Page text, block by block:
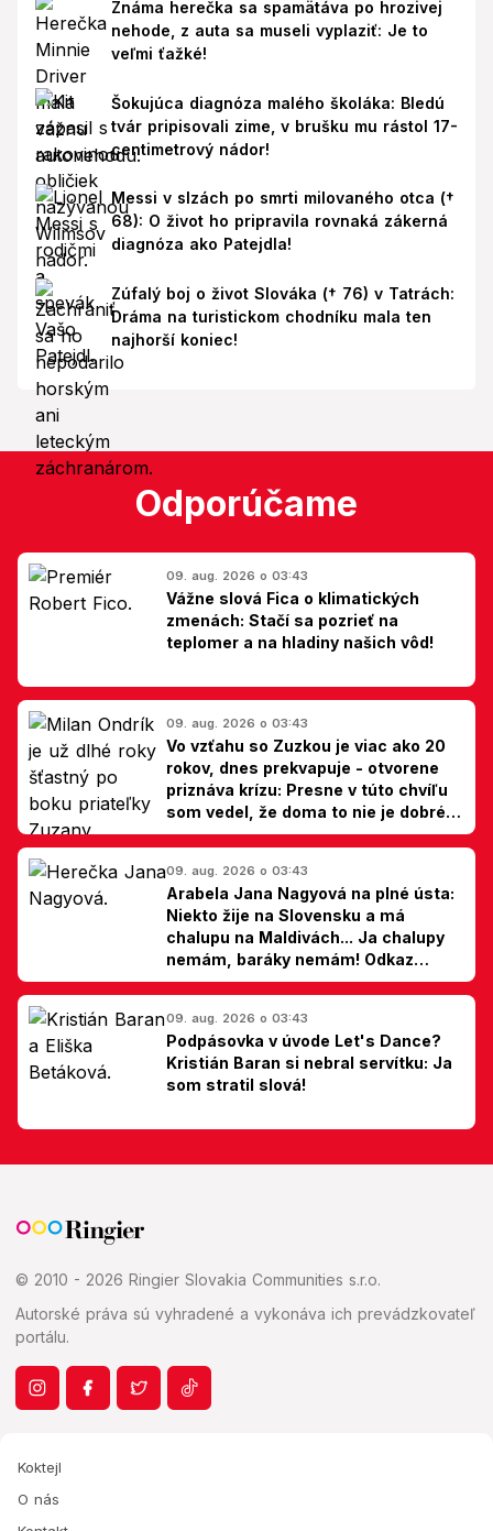
Známa herečka sa spamätáva po hrozivej
nehode, z auta sa museli vyplaziť: Je to
veľmi ťažké!
Šokujúca diagnóza malého školáka: Bledú
tvár pripisovali zime, v brušku mu rástol 17-
centimetrový nádor!
Messi v slzách po smrti milovaného otca (†
68): O život ho pripravila rovnaká zákerná
diagnóza ako Patejdla!
Zúfalý boj o život Slováka († 76) v Tatrách:
Dráma na turistickom chodníku mala ten
najhorší koniec!
Odporúčame
09. aug. 2026 o 03:43
Vážne slová Fica o klimatických
zmenách: Stačí sa pozrieť na
teplomer a na hladiny našich vôd!
09. aug. 2026 o 03:43
Vo vzťahu so Zuzkou je viac ako 20
rokov, dnes prekvapuje - otvorene
priznáva krízu: Presne v túto chvíľu
som vedel, že doma to nie je dobré,
hovorí Milan Ondrík
09. aug. 2026 o 03:43
Arabela Jana Nagyová na plné ústa:
Niekto žije na Slovensku a má
chalupu na Maldivách... Ja chalupy
nemám, baráky nemám! Odkaz
Slovákom
09. aug. 2026 o 03:43
Podpásovka v úvode Let's Dance?
Kristián Baran si nebral servítku: Ja
som stratil slová!
© 2010 - 2026 Ringier Slovakia Communities s.r.o.
Autorské práva sú vyhradené a vykonáva ich prevádzkovateľ
portálu.
Koktejl
O nás